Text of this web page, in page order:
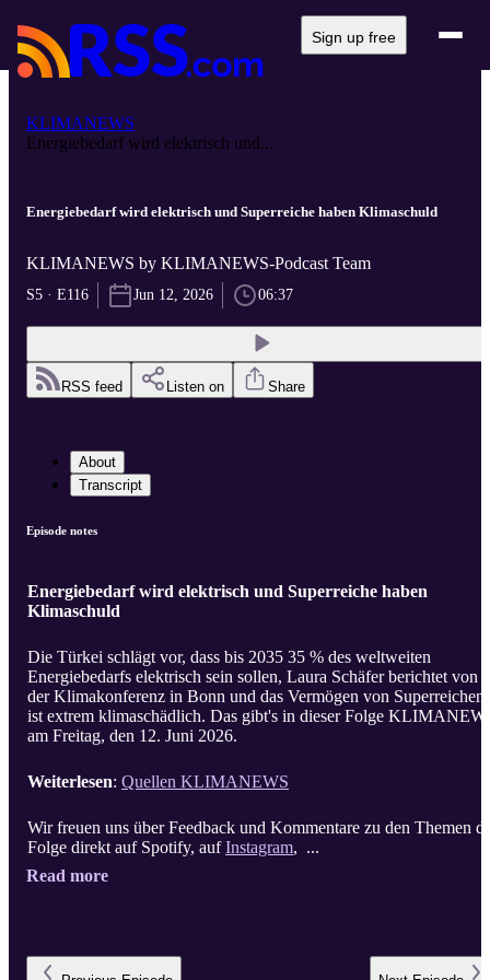
Sign up free
KLIMANEWS
Energiebedarf wird elektrisch und...
Energiebedarf wird elektrisch und Superreiche haben Klimaschuld
KLIMANEWS by KLIMANEWS-Podcast Team
S5 · E116 Jun 12, 2026 06:37
RSS feed Listen on Share
About
Transcript
Episode notes
Energiebedarf wird elektrisch und Superreiche haben
Klimaschuld
Die Türkei schlägt vor, dass bis 2035 35 % des weltweiten
Energiebedarfs elektrisch sein sollen, Laura Schäfer berichtet von
der Klimakonferenz in Bonn und das Vermögen von Superreichen
ist extrem klimaschädlich. Das gibt's in dieser Folge
am Freitag, den 12. Juni 2026.
Weiterlesen: Quellen KLIMANEWS
Wir freuen uns über Feedback und Kommentare zu den Themen
Folge direkt auf Spotify, aufInstagram, ...
Read more